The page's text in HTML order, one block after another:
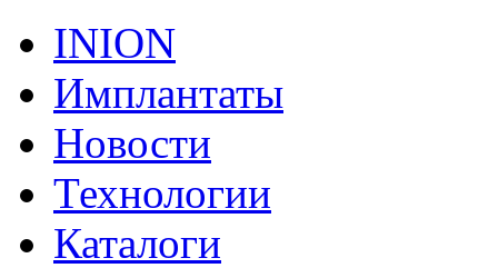
INION
Имплантаты
Новости
Технологии
Каталоги